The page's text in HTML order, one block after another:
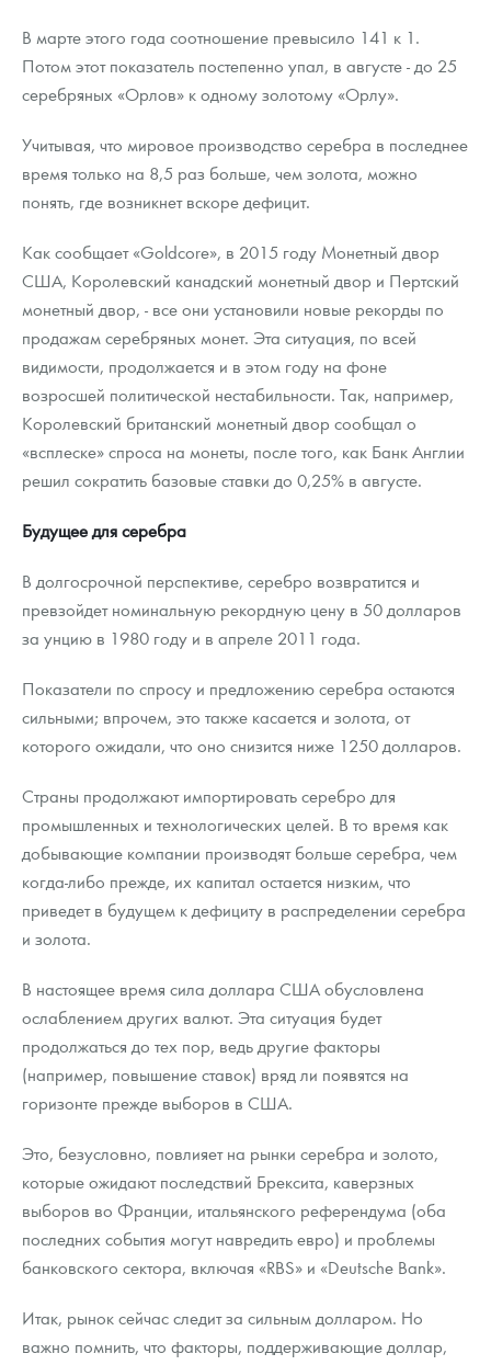
В марте этого года соотношение превысило 141 к 1.
Потом этот показатель постепенно упал, в августе - до 25
серебряных «Орлов» к одному золотому «Орлу».
Учитывая, что мировое производство серебра в последнее
время только на 8,5 раз больше, чем золота, можно
понять, где возникнет вскоре дефицит.
Как сообщает «Goldcore», в 2015 году Монетный двор
США, Королевский канадский монетный двор и Пертский
монетный двор, - все они установили новые рекорды по
продажам серебряных монет. Эта ситуация, по всей
видимости, продолжается и в этом году на фоне
возросшей политической нестабильности. Так, например,
Королевский британский монетный двор сообщал о
«всплеске» спроса на монеты, после того, как Банк Англии
решил сократить базовые ставки до 0,25% в августе.
Будущее для серебра
В долгосрочной перспективе, серебро возвратится и
превзойдет номинальную рекордную цену в 50 долларов
за унцию в 1980 году и в апреле 2011 года.
Показатели по спросу и предложению серебра остаются
сильными; впрочем, это также касается и золота, от
которого ожидали, что оно снизится ниже 1250 долларов.
Страны продолжают импортировать серебро для
промышленных и технологических целей. В то время как
добывающие компании производят больше серебра, чем
когда-либо прежде, их капитал остается низким, что
приведет в будущем к дефициту в распределении серебра
и золота.
В настоящее время сила доллара США обусловлена
ослаблением других валют. Эта ситуация будет
продолжаться до тех пор, ведь другие факторы
(например, повышение ставок) вряд ли появятся на
горизонте прежде выборов в США.
Это, безусловно, повлияет на рынки серебра и золото,
которые ожидают последствий Брексита, каверзных
выборов во Франции, итальянского референдума (оба
последних события могут навредить евро) и проблемы
банковского сектора, включая «RBS» и «Deutsche Bank».
Итак, рынок сейчас следит за сильным долларом. Но
важно помнить, что факторы, поддерживающие доллар,